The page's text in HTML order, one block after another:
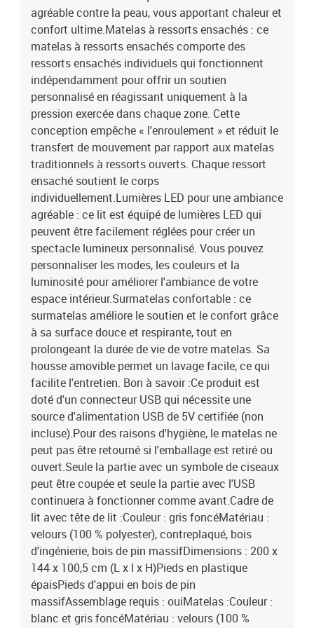
polyester)Matériau de remplissage : mousseDimensions : 140 x
200 x 5 cm (l x L x H)Housse amovible et lavableBande LED
:Longueur : 55 cmTension : c.c. 5 VLongueur du câble USB : 150
cmLongueur du câble d'alimentation : 30 cmIndice IP : IP65Avec
symbole de coupe à ciseauxLa livraison contient :1 x cadre de lit1
x tête de lit1 x matelas1 x surmatelas2 x bande à LED
agréable contre la peau, vous apportant chaleur et
confort ultime.Matelas à ressorts ensachés : ce
matelas à ressorts ensachés comporte des
ressorts ensachés individuels qui fonctionnent
indépendamment pour offrir un soutien
personnalisé en réagissant uniquement à la
pression exercée dans chaque zone. Cette
conception empêche « l'enroulement » et réduit le
transfert de mouvement par rapport aux matelas
traditionnels à ressorts ouverts. Chaque ressort
ensaché soutient le corps
individuellement.Lumières LED pour une ambiance
agréable : ce lit est équipé de lumières LED qui
peuvent être facilement réglées pour créer un
spectacle lumineux personnalisé. Vous pouvez
personnaliser les modes, les couleurs et la
luminosité pour améliorer l'ambiance de votre
espace intérieur.Surmatelas confortable : ce
surmatelas améliore le soutien et le confort grâce
à sa surface douce et respirante, tout en
prolongeant la durée de vie de votre matelas. Sa
housse amovible permet un lavage facile, ce qui
facilite l'entretien. Bon à savoir :Ce produit est
doté d'un connecteur USB qui nécessite une
source d'alimentation USB de 5V certifiée (non
incluse).Pour des raisons d'hygiène, le matelas ne
peut pas être retourné si l'emballage est retiré ou
ouvert.Seule la partie avec un symbole de ciseaux
peut être coupée et seule la partie avec l'USB
continuera à fonctionner comme avant.Cadre de
lit avec tête de lit :Couleur : gris foncéMatériau :
velours (100 % polyester), contreplaqué, bois
d'ingénierie, bois de pin massifDimensions : 200 x
144 x 100,5 cm (L x l x H)Pieds en plastique
épaisPieds d'appui en bois de pin
massifAssemblage requis : ouiMatelas :Couleur :
blanc et gris foncéMatériau : velours (100 %